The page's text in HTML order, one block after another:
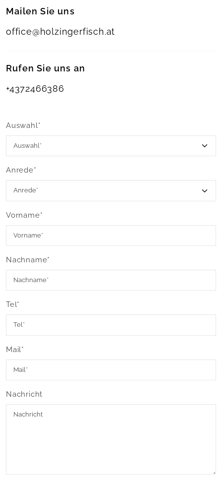
Mailen Sie uns
office@holzingerfisch.at
Rufen Sie uns an
+4372466386
Auswahl*
Anrede*
Vorname*
Nachname*
Tel*
Mail*
Nachricht